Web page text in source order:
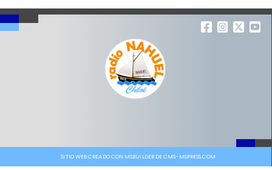
SITIO WEB CREADO CON MSBUILDER DE CMS-MSPRESS.COM